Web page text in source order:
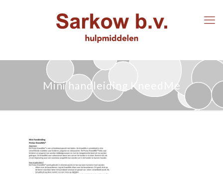
Mini handleiding KneedMe